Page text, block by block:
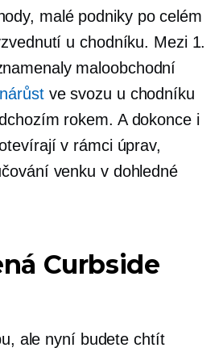
malé podniky po celém
u chodníku. Mezi 1.
maloobchodní
ve svozu u chodníku
rokem. A dokonce i
v rámci úprav,
venku v dohledné
Curbside
ale nyní budete chtít